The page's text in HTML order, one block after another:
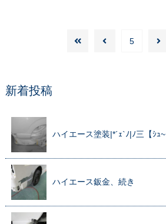
5
新着投稿
ハイエース塗装|*´ｪ`ﾉ|ﾉ三【ｼｭ~
ハイエース鈑金、続き